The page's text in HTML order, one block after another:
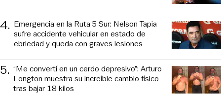
4. Emergencia en la Ruta 5 Sur: Nelson Tapia
sufre accidente vehicular en estado de
ebriedad y queda con graves lesiones
5. “Me convertí en un cerdo depresivo”: Arturo
Longton muestra su increíble cambio físico
tras bajar 18 kilos